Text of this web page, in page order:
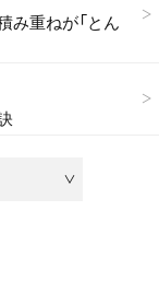
み重ねが「とん